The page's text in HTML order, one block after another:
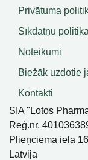
Privātuma
Sīkdatņu
Noteikumi
Biežāk uzdotie
Kontakti
SIA "Lotos
Reģ.nr.
Plieņciema iela
Latvija